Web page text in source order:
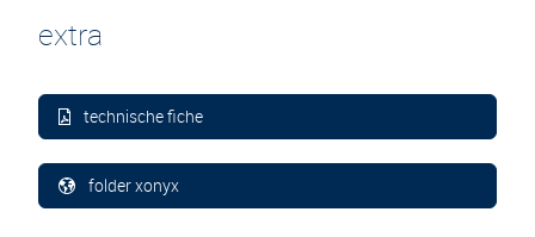
extra
technische fiche
folder xonyx